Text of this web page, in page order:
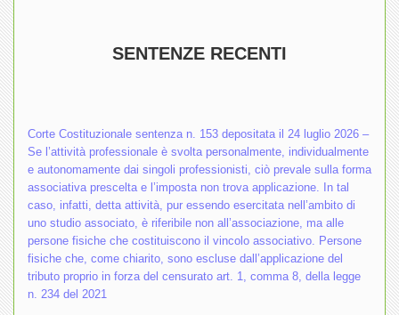
SENTENZE RECENTI
Corte Costituzionale sentenza n. 153 depositata il 24 luglio 2026 –
Se l’attività professionale è svolta personalmente, individualmente
e autonomamente dai singoli professionisti, ciò prevale sulla forma
associativa prescelta e l’imposta non trova applicazione. In tal
caso, infatti, detta attività, pur essendo esercitata nell’ambito di
uno studio associato, è riferibile non all’associazione, ma alle
persone fisiche che costituiscono il vincolo associativo. Persone
fisiche che, come chiarito, sono escluse dall’applicazione del
tributo proprio in forza del censurato art. 1, comma 8, della legge
n. 234 del 2021